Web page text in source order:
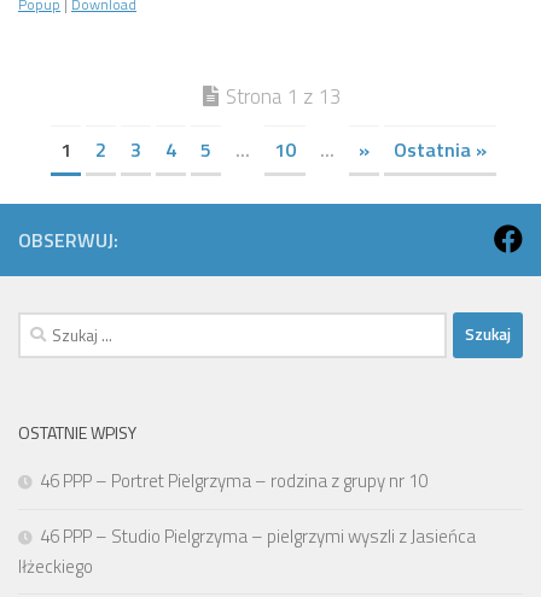
Strona 1 z 13
1 2 3 4 5 ... 10 ... » Ostatnia »
OBSERWUJ:
Szukaj:
OSTATNIE WPISY
46 PPP – Portret Pielgrzyma – rodzina z grupy nr 10
46 PPP – Studio Pielgrzyma – pielgrzymi wyszli z Jasieńca
Iłżeckiego